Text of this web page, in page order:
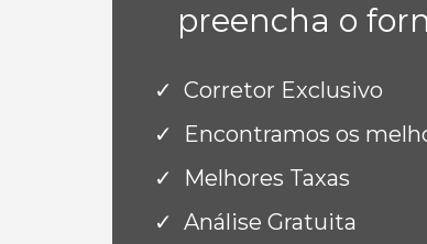
preencha o
Corretor Exclusivo
Encontramos os
Melhores Taxas
Análise Gratuita